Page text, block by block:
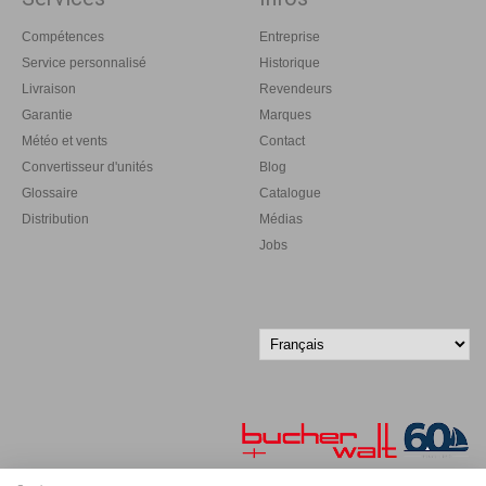
Compétences
Service personnalisé
Livraison
Garantie
Météo et vents
Convertisseur d'unités
Glossaire
Distribution
Entreprise
Historique
Revendeurs
Marques
Contact
Blog
Catalogue
Médias
Jobs